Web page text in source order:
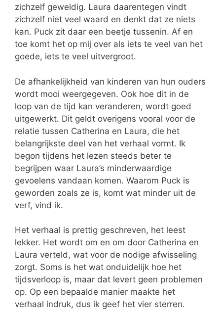
zichzelf geweldig. Laura daarentegen vindt
zichzelf niet veel waard en denkt dat ze niets
kan. Puck zit daar een beetje tussenin. Af en
toe komt het op mij over als iets te veel van het
goede, iets te veel uitvergroot.
De afhankelijkheid van kinderen van hun ouders
wordt mooi weergegeven. Ook hoe dit in de
loop van de tijd kan veranderen, wordt goed
uitgewerkt. Dit geldt overigens vooral voor de
relatie tussen Catherina en Laura, die het
belangrijkste deel van het verhaal vormt. Ik
begon tijdens het lezen steeds beter te
begrijpen waar Laura’s minderwaardige
gevoelens vandaan komen. Waarom Puck is
geworden zoals ze is, komt wat minder uit de
verf, vind ik.
Het verhaal is prettig geschreven, het leest
lekker. Het wordt om en om door Catherina en
Laura verteld, wat voor de nodige afwisseling
zorgt. Soms is het wat onduidelijk hoe het
tijdsverloop is, maar dat levert geen problemen
op. Op een bepaalde manier maakte het
verhaal indruk, dus ik geef het vier sterren.